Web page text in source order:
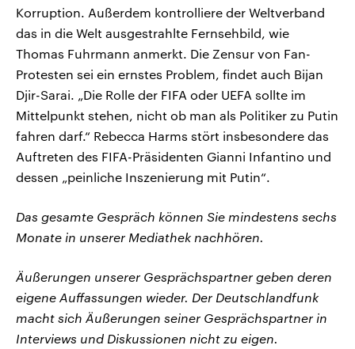
Korruption. Außerdem kontrolliere der Weltverband
das in die Welt ausgestrahlte Fernsehbild, wie
Thomas Fuhrmann anmerkt. Die Zensur von Fan-
Protesten sei ein ernstes Problem, findet auch Bijan
Djir-Sarai. „Die Rolle der FIFA oder UEFA sollte im
Mittelpunkt stehen, nicht ob man als Politiker zu Putin
fahren darf.“ Rebecca Harms stört insbesondere das
Auftreten des FIFA-Präsidenten Gianni Infantino und
dessen „peinliche Inszenierung mit Putin“.
Das gesamte Gespräch können Sie mindestens sechs
Monate in unserer Mediathek nachhören.
Äußerungen unserer Gesprächspartner geben deren
eigene Auffassungen wieder. Der Deutschlandfunk
macht sich Äußerungen seiner Gesprächspartner in
Interviews und Diskussionen nicht zu eigen.